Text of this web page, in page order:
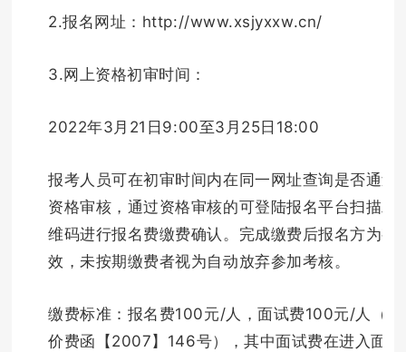
2.报名网址：http://www.xsjyxxw.cn/
3.网上资格初审时间：
2022年3月21日9:00至3月25日18:00
报考人员可在初审时间内在同一网址查询是否通过
资格审核，通过资格审核的可登陆报名平台扫描二
维码进行报名费缴费确认。完成缴费后报名方为有
效，未按期缴费者视为自动放弃参加考核。
缴费标准：报名费100元/人，面试费100元/人（苏
价费函【2007】146号），其中面试费在进入面试